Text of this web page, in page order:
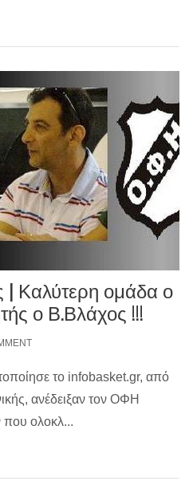
| Καλύτερη ομάδα ο
ο Β.Βλάχος !!!
το infobasket.gr, από
ανέδειξαν τον ΟΦΗ
που ολοκλ...